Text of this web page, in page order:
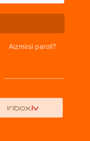
Aizmirsi paroli?